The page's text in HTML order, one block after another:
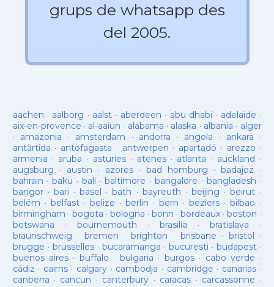
grups de whatsapp des
del 2005.
aachen · aalborg · aalst · aberdeen · abu dhabi · adelaide ·
aix-en-provence · al-aaiun · alabama · alaska · albania · alger
· amazonia · amsterdam · andorra · angola · ankara ·
antàrtida · antofagasta · antwerpen · apartadó · arezzo ·
armenia · aruba · asturies· atenes· atlanta · auckland ·
augsburg · austin · azores·bad homburg ·badajoz ·
bahrain ·baku · bali ·baltimore ·bangalore · bangladesh ·
bangor· bari ·basel ·bath · bayreuth ·beijing ·beirut ·
belém · belfast· belize · berlin ·bern ·beziers ·bilbao ·
birmingham · bogota · bologna ·bonn ·bordeaux ·boston ·
botswana · bournemouth ·brasilia ·bratislava ·
braunschweig · bremen ·brighton · brisbane · bristol ·
brugge · brusselles· bucaramanga · bucuresti · budapest·
buenos aires· buffalo · bulgaria · burgos· cabo verde ·
cádiz · cairns· calgary · cambodja · cambridge · canarias·
canberra · cancun · canterbury · caracas · carcassonne ·